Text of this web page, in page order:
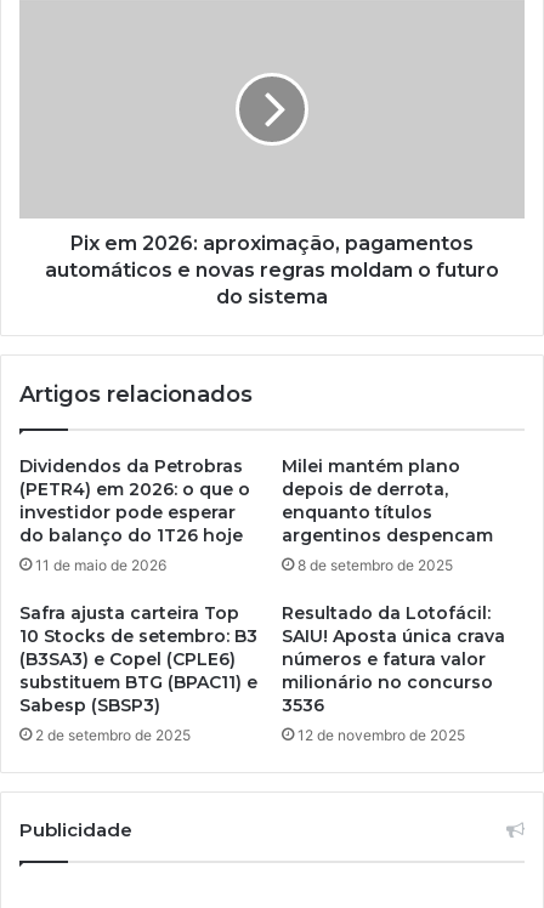
Pix em 2026: aproximação, pagamentos
automáticos e novas regras moldam o futuro
do sistema
Artigos relacionados
Dividendos da Petrobras
(PETR4) em 2026: o que o
investidor pode esperar
do balanço do 1T26 hoje
11 de maio de 2026
Milei mantém plano
depois de derrota,
enquanto títulos
argentinos despencam
8 de setembro de 2025
Safra ajusta carteira Top
10 Stocks de setembro: B3
(B3SA3) e Copel (CPLE6)
substituem BTG (BPAC11) e
Sabesp (SBSP3)
2 de setembro de 2025
Resultado da Lotofácil:
SAIU! Aposta única crava
números e fatura valor
milionário no concurso
3536
12 de novembro de 2025
Publicidade